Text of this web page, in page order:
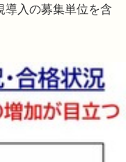
導入の募集単位を含